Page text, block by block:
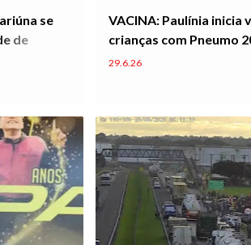
se
de
VACINA: Paulínia inicia
crianças com Pneumo
feira
29.6.26